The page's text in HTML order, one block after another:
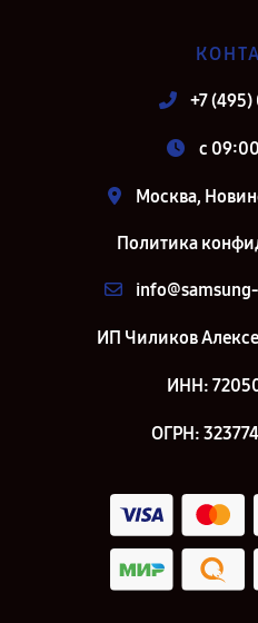
+7
c
Москва,
Политика
ИП Чиликов
ИНН:
ОГРН: